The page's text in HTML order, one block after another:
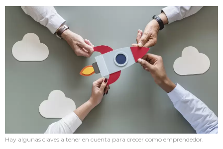
Hay algunas claves a tener en cuenta para crecer como emprendedor.